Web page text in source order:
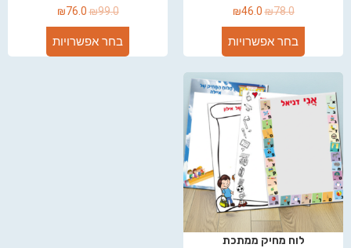
₪78.0
₪46.0
בחר אפשרויות
₪99.0
₪76.0
בחר אפשרויות
לוח מחיק ממתכת